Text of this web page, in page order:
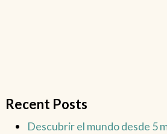
Recent Posts
Descubrir el mundo desde 5